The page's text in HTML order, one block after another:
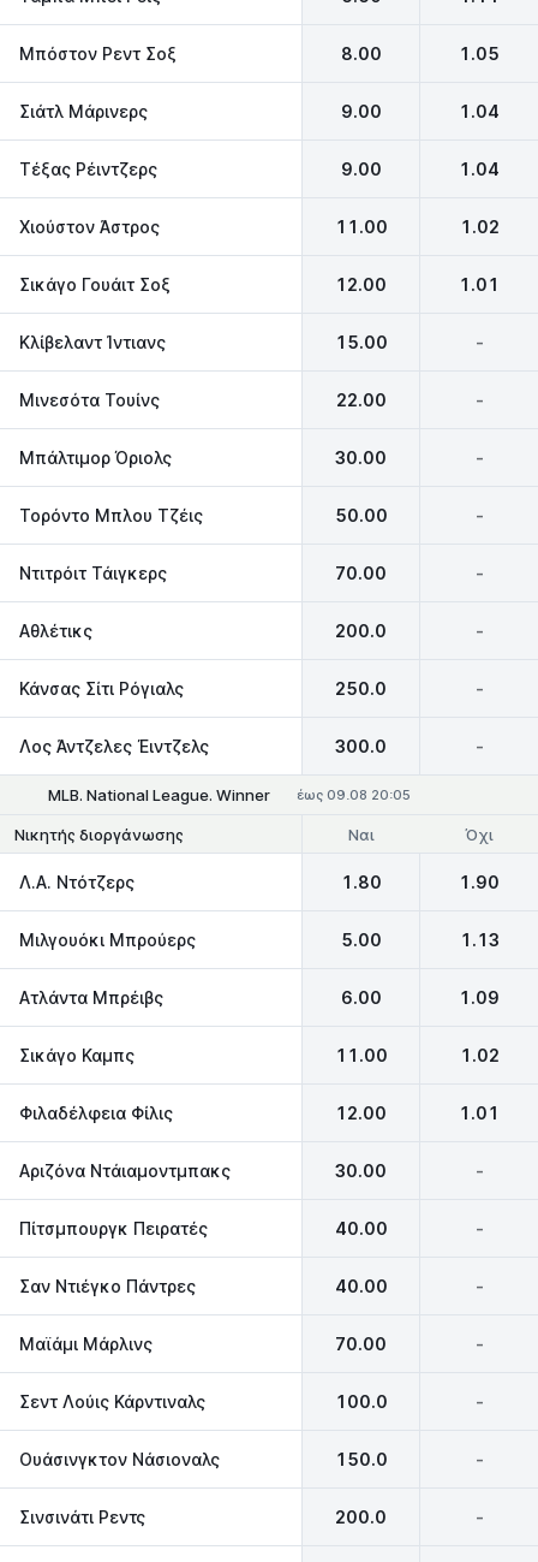
Μπόστον Ρεντ Σοξ 8.00 1.05
Σιάτλ Μάρινερς 9.00 1.04
Τέξας Ρέιντζερς 9.00 1.04
Χιούστον Άστρος 11.00 1.02
Σικάγο Γουάιτ Σοξ 12.00 1.01
Κλίβελαντ Ίντιανς 15.00 -
Μινεσότα Τουίνς 22.00 -
Μπάλτιμορ Όριολς 30.00 -
Τορόντο Μπλου Τζέις 50.00 -
Ντιτρόιτ Τάιγκερς 70.00 -
Αθλέτικς 200.0 -
Κάνσας Σίτι Ρόγιαλς 250.0 -
Λος Άντζελες Έιντζελς 300.0 -
MLB. National League. Winner έως 09.08 20:05
Νικητής διοργάνωσης Ναι Όχι
Λ.Α. Ντότζερς 1.80 1.90
Μιλγουόκι Μπρούερς 5.00 1.13
Ατλάντα Μπρέιβς 6.00 1.09
Σικάγο Καμπς 11.00 1.02
Φιλαδέλφεια Φίλις 12.00 1.01
Αριζόνα Ντάιαμοντμπακς 30.00 -
Πίτσμπουργκ Πειρατές 40.00 -
Σαν Ντιέγκο Πάντρες 40.00 -
Μαϊάμι Μάρλινς 70.00 -
Σεντ Λούις Κάρντιναλς 100.0 -
Ουάσινγκτον Νάσιοναλς 150.0 -
Σινσινάτι Ρεντς 200.0 -